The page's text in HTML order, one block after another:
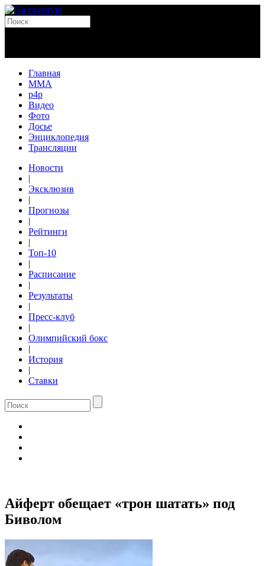
Главная
MMA
p4p
Видео
Фото
Досье
Энциклопедия
Трансляции
Новости
|
Эксклюзив
|
Прогнозы
|
Рейтинги
|
Топ-10
|
Расписание
|
Результаты
|
Пресс-клуб
|
Олимпийский бокс
|
История
|
Ставки
Айферт обещает «трон шатать» под
Биволом